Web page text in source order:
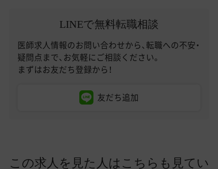
LINEで無料転職相談
医師求人情報のお問い合わせから、転職への不安・
疑問点まで、お気軽にご相談ください。
まずはお友だち登録から！
友だち追加
この求人を見た人はこちらも見てい